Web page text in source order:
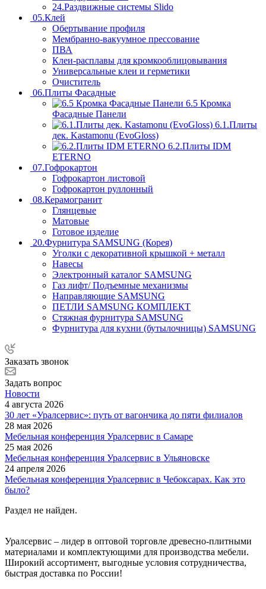
24.Раздвижные системы Slido
05.Клей
Обертывание профиля
Мембранно-вакуумное прессование
ПВА
Клеи-расплавы для кромкооблицовывания
Универсальные клеи и герметики
Очиститель
06.Плиты Фасадные
6.5 Кромка
Фасадные Панели
6.1.Плиты
дек. Kastamonu (EvoGloss)
6.2.Плиты IDM
ETERNO
07.Гофрокартон
Гофрокартон листовой
Гофрокартон руллонный
08.Керамогранит
Глянцевые
Матовые
Готовое изделие
20.Фурнитура SAMSUNG (Корея)
Уголки с декоративной крышкой + металл
Навесы
Электронный каталог SAMSUNG
Газ лифт/ Подъемные механизмы
Направляющие SAMSUNG
ПЕТЛИ SAMSUNG КОМПЛЕКТ
Стяжная фурнитура SAMSUNG
Фурнитура для кухни (бутылочницы) SAMSUNG
Заказать звонок
Задать вопрос
Новости
4 августа 2026
30 лет «Уралсервис»: путь от вагончика до пяти филиалов
28 мая 2026
Мебельная конференция Уралсервис в Самаре
25 мая 2026
Мебельная конференция Уралсервис в Ульяновске
24 апреля 2026
Мебельная конференция Уралсервис в Чебоксарах. Как это
было?
Раздел не найден.
Уралсервис – лидер в оптовой торговле древесно-плитными
материалами и комплектующими для производства мебели.
Широкий ассортимент, выгодные условия сотрудничества,
быстрая доставка по России!